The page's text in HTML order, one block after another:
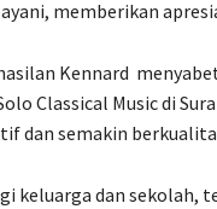
memberikan
Kennard
Classical Music di
dan semakin
keluarga dan